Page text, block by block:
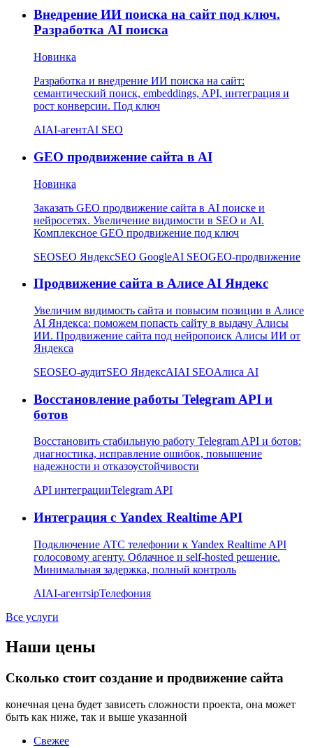
Внедрение ИИ поиска на сайт под ключ.
Разработка AI поиска
Новинка
Разработка и внедрение ИИ поиска на сайт:
семантический поиск, embeddings, API, интеграция и
рост конверсии. Под ключ
AIAI-агентAI SEO
GEO продвижение сайта в AI
Новинка
Заказать GEO продвижение сайта в AI поиске и
нейросетях. Увеличение видимости в SEO и AI.
Комплексное GEO продвижение под ключ
SEOSEO ЯндексSEO GoogleAI SEOGEO-продвижение
Продвижение сайта в Алисе AI Яндекс
Увеличим видимость сайта и повысим позиции в Алисе
AI Яндекса: поможем попасть сайту в выдачу Алисы
ИИ. Продвижение сайта под нейропоиск Алисы ИИ от
Яндекса
SEOSEO-аудитSEO ЯндексAIAI SEOАлиса AI
Восстановление работы Telegram API и
ботов
Восстановить стабильную работу Telegram API и ботов:
диагностика, исправление ошибок, повышение
надежности и отказоустойчивости
API интеграцииTelegram API
Интеграция с Yandex Realtime API
Подключение АТС телефонии к Yandex Realtime API
голосовому агенту. Облачное и self-hosted решение.
Минимальная задержка, полный контроль
AIAI-агентsipТелефония
Все услуги
Наши цены
Сколько стоит создание и продвижение сайта
конечная цена будет зависеть сложности проекта, она может
быть как ниже, так и выше указанной
Свежее